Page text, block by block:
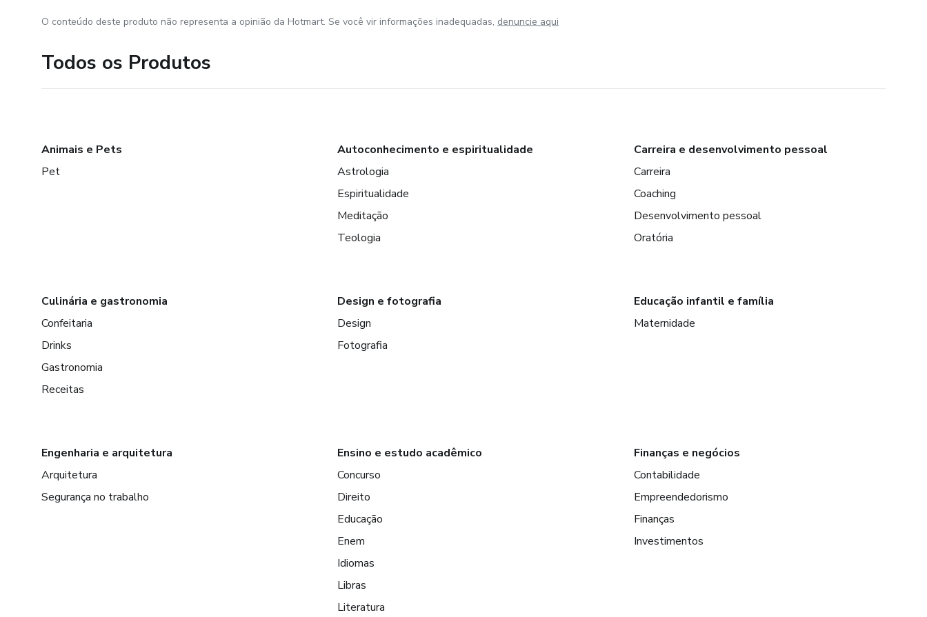
O conteúdo deste produto não representa a opinião da Hotmart. Se você vir informações inadequadas, denuncie aqui
Todos os Produtos
Animais e Pets
Pet
Autoconhecimento e espiritualidade
Astrologia
Espiritualidade
Meditação
Teologia
Carreira e desenvolvimento pessoal
Carreira
Coaching
Desenvolvimento pessoal
Oratória
Culinária e gastronomia
Confeitaria
Drinks
Gastronomia
Receitas
Design e fotografia
Design
Fotografia
Educação infantil e família
Maternidade
Engenharia e arquitetura
Arquitetura
Segurança no trabalho
Ensino e estudo acadêmico
Concurso
Direito
Educação
Enem
Idiomas
Libras
Literatura
Finanças e negócios
Contabilidade
Empreendedorismo
Finanças
Investimentos